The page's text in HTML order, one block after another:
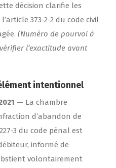
décision clarifie les
373-2-2 du code civil
(Numéro de pourvoi à
l’exactitude avant
intentionnel
— La chambre
d’abandon de
3 du code pénal est
informé de
volontairement